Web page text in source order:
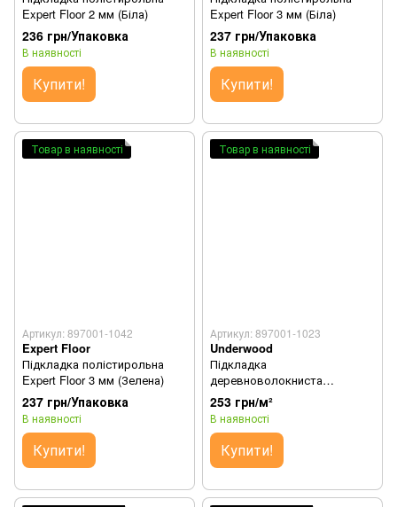
Expert Floor 2 мм (Біла)
236 грн/Упаковка
В наявності
Купити!
Expert Floor 3 мм (Біла)
237 грн/Упаковка
В наявності
Купити!
Товар в наявності
Артикул: 897001-1042
Expert Floor
Підкладка полістирольна
Expert Floor 3 мм (Зелена)
237 грн/Упаковка
В наявності
Купити!
Товар в наявності
Артикул: 897001-1023
Underwood
Підкладка
деревноволокниста
Underwood 10 мм (Коричнева)
253 грн/м²
В наявності
Купити!